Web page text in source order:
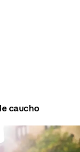
caucho